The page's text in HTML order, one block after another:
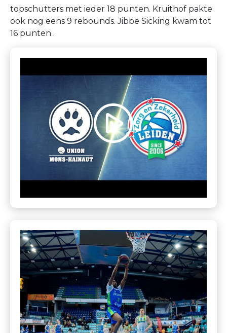
topschutters met ieder 18 punten. Kruithof pakte
ook nog eens 9 rebounds. Jibbe Sicking kwam tot
16 punten .